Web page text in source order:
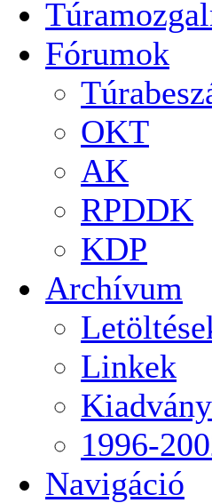
Fórumok
OKT
AK
RPDDK
KDP
Archívum
Linkek
1996-
Navigáció